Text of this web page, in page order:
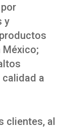
y
a
clientes, al